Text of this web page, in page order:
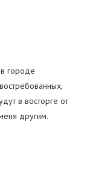
городе
в восторге от
другим.